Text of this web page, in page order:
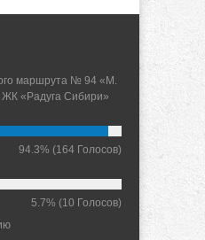
маршрута № 94 «М.
«Радуга Сибири»
94.3% (164 Голосов)
5.7% (10 Голосов)